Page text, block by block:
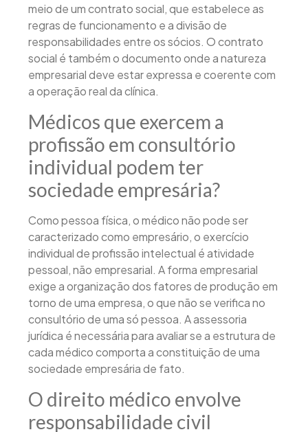
meio de um contrato social, que estabelece as
regras de funcionamento e a divisão de
responsabilidades entre os sócios. O contrato
social é também o documento onde a natureza
empresarial deve estar expressa e coerente com
a operação real da clínica.
Médicos que exercem a
profissão em consultório
individual podem ter
sociedade empresária?
Como pessoa física, o médico não pode ser
caracterizado como empresário, o exercício
individual de profissão intelectual é atividade
pessoal, não empresarial. A forma empresarial
exige a organização dos fatores de produção em
torno de uma empresa, o que não se verifica no
consultório de uma só pessoa. A assessoria
jurídica é necessária para avaliar se a estrutura de
cada médico comporta a constituição de uma
sociedade empresária de fato.
O direito médico envolve
responsabilidade civil